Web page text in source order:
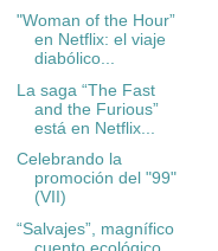
"Woman of the Hour”
en Netflix: el viaje
diabólico...
La saga “The Fast
and the Furious”
está en Netflix...
Celebrando la
promoción del "99"
(VII)
“Salvajes”, magnífico